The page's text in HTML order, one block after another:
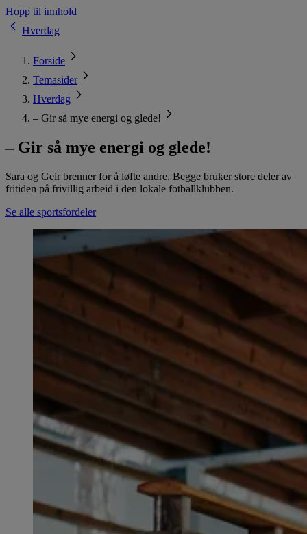
Hopp til innhold
Hverdag
Forside
Temasider
Hverdag
– Gir så mye energi og glede!
– Gir så mye energi og glede!
Sara og Geir brenner for å løfte andre. Begge bruker store deler av
fritiden på frivillig arbeid i den lokale fotballklubben.
Se alle sportsfordeler